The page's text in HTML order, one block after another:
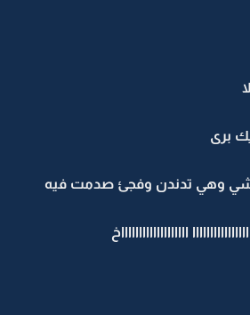
برى
وهي تدندن وفجئ صدمت فيه
اااااااااااااااااااخ